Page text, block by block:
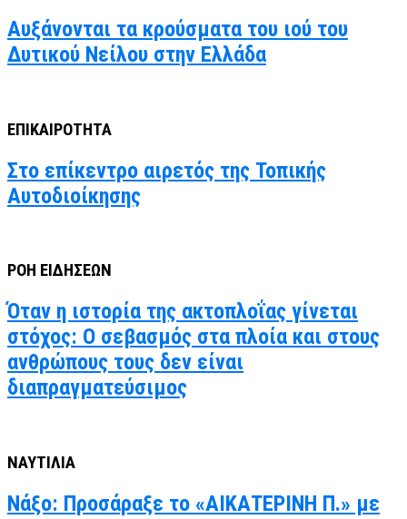
Αυξάνονται τα κρούσματα του ιού του
Δυτικού Νείλου στην Ελλάδα
ΕΠΙΚΑΙΡΟΤΗΤΑ
Στο επίκεντρο αιρετός της Τοπικής
Αυτοδιοίκησης
ΡΟΗ ΕΙΔΗΣΕΩΝ
Όταν η ιστορία της ακτοπλοΐας γίνεται
στόχος: Ο σεβασμός στα πλοία και στους
ανθρώπους τους δεν είναι
διαπραγματεύσιμος
ΝΑΥΤΙΛΙΑ
Νάξο: Προσάραξε το «ΑΙΚΑΤΕΡΙΝΗ Π.» με